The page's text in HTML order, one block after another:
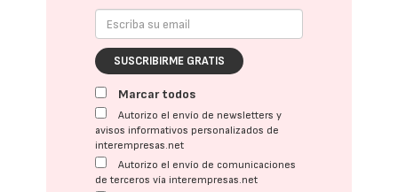
SUSCRIBIRME GRATIS
Marcar todos
Autorizo el envío de newsletters y
avisos informativos personalizados de
interempresas.net
Autorizo el envío de comunicaciones
de terceros vía interempresas.net